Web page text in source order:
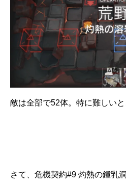
敵は全部で52体。特に難しいと
さて、危機契約#9 灼熱の鍾乳